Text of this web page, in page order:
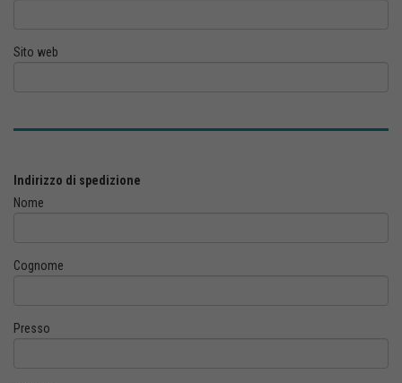
Sito web
Indirizzo di spedizione
Nome
Cognome
Presso